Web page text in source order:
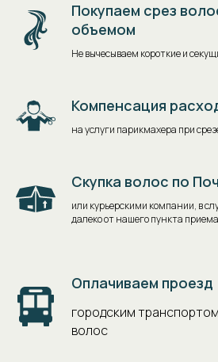
Покупаем срез
объемом
Не вычесываем короткие и
Компенсация
на услуги парикмахера при
Скупка волос по
или курьерскими компании, в
далеко от нашего пункта
Оплачиваем проезд
городским
волос